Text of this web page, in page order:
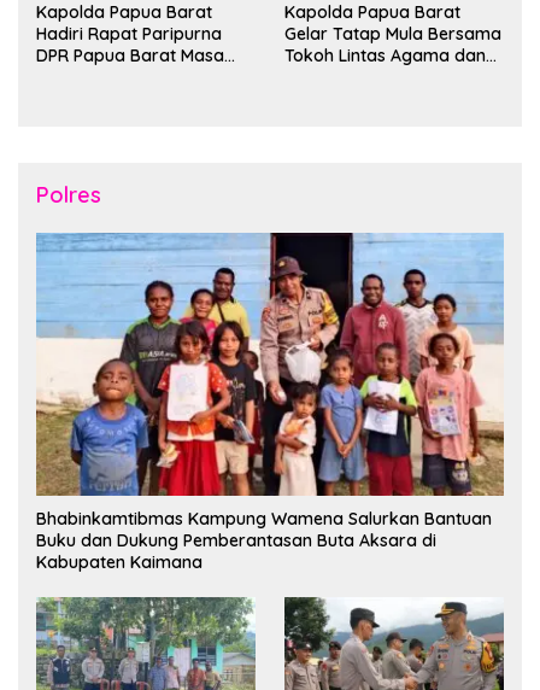
Kapolda Papua Barat
Hadiri Rapat Paripurna
DPR Papua Barat Masa
Kapolda Papua Barat
Gelar Tatap Mula Bersama
Tokoh Lintas Agama dan
Polres
Bhabinkamtibmas Kampung Wamena Salurkan Bantuan
Buku dan Dukung Pemberantasan Buta Aksara di
Kabupaten Kaimana